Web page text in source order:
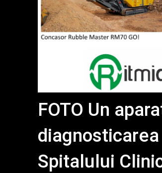
FOTO Un
Spitalului